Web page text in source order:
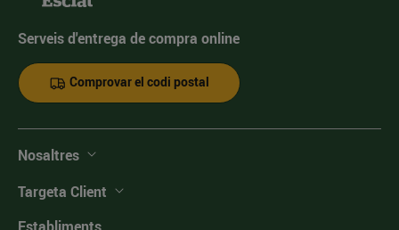
Serveis d'entrega de compra online
Comprovar el codi postal
Nosaltres
Targeta Client